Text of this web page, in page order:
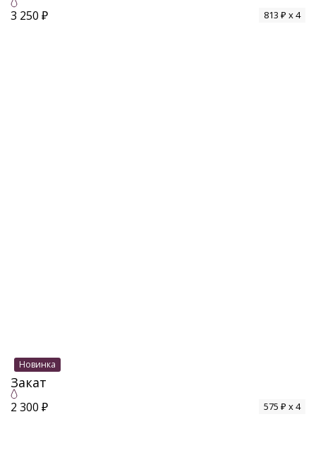
3 250 ₽ 813 ₽ x 4
Новинка
Закат
2 300 ₽ 575 ₽ x 4